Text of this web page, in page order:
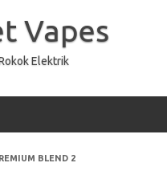
Vapes
Elektrik
BLEND 2